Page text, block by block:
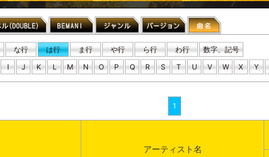
な行 は行 ま行 や行 ら行 わ行
数字、記号
I J K L M N O P Q R S T U V W X Y
1
アーティスト名